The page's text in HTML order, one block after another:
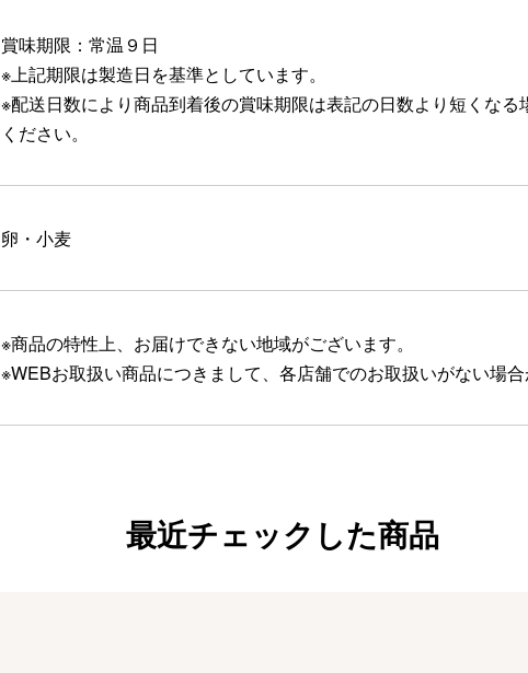
賞味期限：常温９日
※上記期限は製造日を基準としています。
※配送日数により商品到着後の賞味期限は表記の日数より短くな
ください。
卵・小麦
※商品の特性上、お届けできない地域がございます。
※WEBお取扱い商品につきまして、各店舗でのお取扱いがない場合
最近チェックした商品